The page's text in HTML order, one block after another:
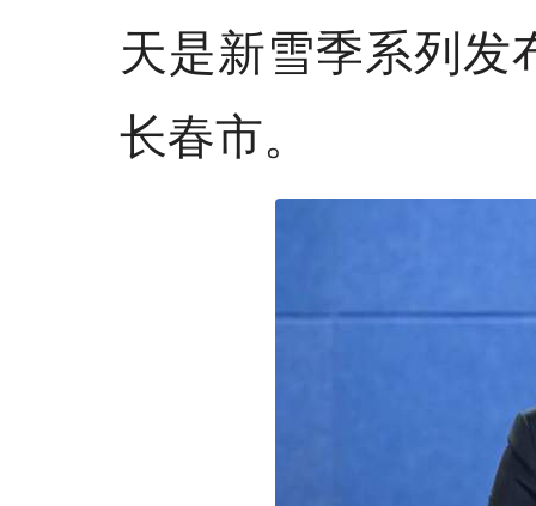
天是新雪季系列发
长春市。